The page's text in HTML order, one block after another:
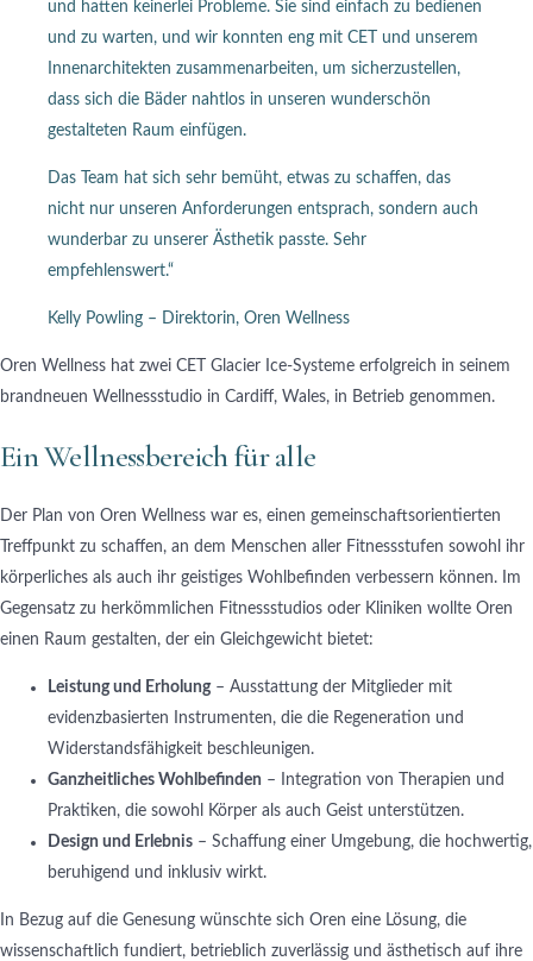
und hatten keinerlei Probleme. Sie sind einfach zu bedienen
und zu warten, und wir konnten eng mit CET und unserem
Innenarchitekten zusammenarbeiten, um sicherzustellen,
dass sich die Bäder nahtlos in unseren wunderschön
gestalteten Raum einfügen.
Das Team hat sich sehr bemüht, etwas zu schaffen, das
nicht nur unseren Anforderungen entsprach, sondern auch
wunderbar zu unserer Ästhetik passte. Sehr
empfehlenswert.“
Kelly Powling – Direktorin, Oren Wellness
Oren Wellness hat zwei CET Glacier Ice-Systeme erfolgreich in seinem
brandneuen Wellnessstudio in Cardiff, Wales, in Betrieb genommen.
Ein Wellnessbereich für alle
Der Plan von Oren Wellness war es, einen gemeinschaftsorientierten
Treffpunkt zu schaffen, an dem Menschen aller Fitnessstufen sowohl ihr
körperliches als auch ihr geistiges Wohlbefinden verbessern können. Im
Gegensatz zu herkömmlichen Fitnessstudios oder Kliniken wollte Oren
einen Raum gestalten, der ein Gleichgewicht bietet:
Leistung und Erholung– Ausstattung der Mitglieder mit
evidenzbasierten Instrumenten, die die Regeneration und
Widerstandsfähigkeit beschleunigen.
Ganzheitliches Wohlbefinden – Integration von Therapien und
Praktiken, die sowohl Körper als auch Geist unterstützen.
Design und Erlebnis – Schaffung einer Umgebung, die hochwertig,
beruhigend und inklusiv wirkt.
In Bezug auf die Genesung wünschte sich Oren eine Lösung, die
wissenschaftlich fundiert, betrieblich zuverlässig und ästhetisch auf ihre